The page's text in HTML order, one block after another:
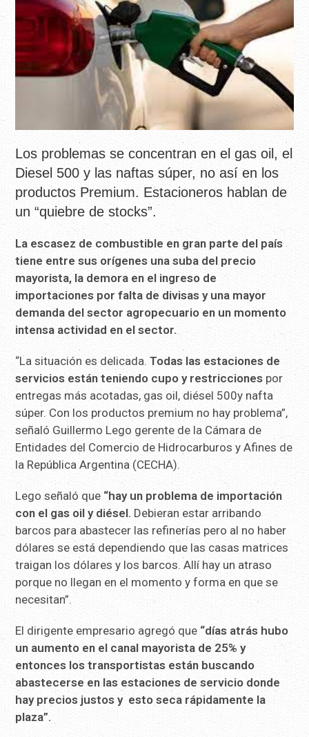
Los problemas se concentran en el gas oil, el
Diesel 500 y las naftas súper, no así en los
productos Premium. Estacioneros hablan de
un “quiebre de stocks”.
La escasez de combustible en gran parte del país
tiene entre sus orígenes una suba del precio
mayorista, la demora en el ingreso de
importaciones por falta de divisas y una mayor
demanda del sector agropecuario en un momento
intensa actividad en el sector.
“La situación es delicada.Todas las estaciones de
servicios están teniendo cupo y restricciones por
entregas más acotadas, gas oil, diésel 500y nafta
súper. Con los productos premium no hay problema”,
señaló Guillermo Lego gerente de la Cámara de
Entidades del Comercio de Hidrocarburos y Afines de
la República Argentina (CECHA).
Lego señaló que “hay un problema de importación
con el gas oil y diésel. Debieran estar arribando
barcos para abastecer las refinerías pero al no haber
dólares se está dependiendo que las casas matrices
traigan los dólares y los barcos. Allí hay un atraso
porque no llegan en el momento y forma en que se
necesitan”.
El dirigente empresario agregó que “días atrás hubo
un aumento en el canal mayorista de 25% y
entonces los transportistas están buscando
abastecerse en las estaciones de servicio donde
hay precios justos y esto seca rápidamente la
plaza”.